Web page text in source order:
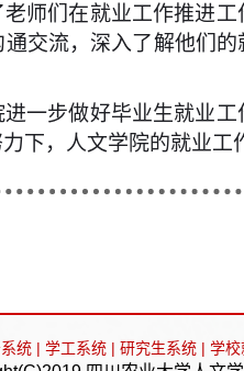
师们在就业工作推进
交流，深入了解他们
一步做好毕业生就业
下，人文学院的就业工
统 | 学工系统 | 研究生系统 | 学校